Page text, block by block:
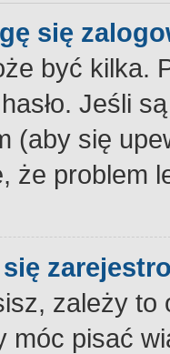
się
być kilka.
Jeśli
(aby się
że problem
zależy
móc pisać